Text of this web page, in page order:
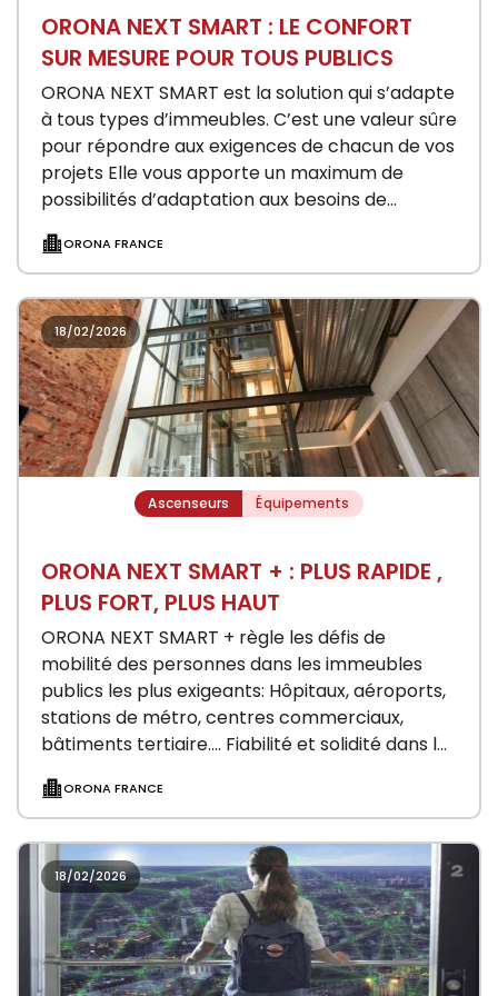
ORONA NEXT SMART : LE CONFORT
SUR MESURE POUR TOUS PUBLICS
ORONA NEXT SMART est la solution qui s’adapte
à tous types d’immeubles. C’est une valeur sûre
pour répondre aux exigences de chacun de vos
projets Elle vous apporte un maximum de
possibilités d’adaptation aux besoins de…
ORONA FRANCE
18/02/2026
Ascenseurs Équipements
ORONA NEXT SMART + : PLUS RAPIDE ,
PLUS FORT, PLUS HAUT
ORONA NEXT SMART + règle les défis de
mobilité des personnes dans les immeubles
publics les plus exigeants: Hôpitaux, aéroports,
stations de métro, centres commerciaux,
bâtiments tertiaire…. Fiabilité et solidité dans les
ORONA FRANCE
18/02/2026